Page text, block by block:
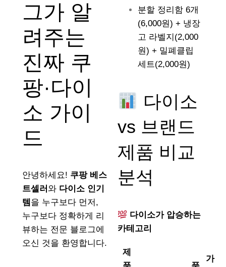
그가 알
려주는
진짜 쿠
팡·다이
소 가이
드
안녕하세요! 쿠팡 베스
트셀러 와 다이소 인기
템 을 누구보다 먼저,
누구보다 정확하게 리
뷰하는 전문 블로그에
오신 것을 환영합니다.
분할 정리함 6개
(6,000원) + 냉장
고 라벨지(2,000
원) + 밀폐클립
세트(2,000원)
다이소
vs 브랜드
제품 비교
분석
다이소가 압승하는
카테고리
제
가